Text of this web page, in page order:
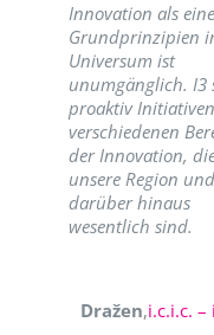
Innovation als
Grundprinzipien
Universum ist
unumgänglich. I3
proaktiv
verschiedenen
der Innovation,
unsere Region und
darüber hinaus
wesentlich sind.
Dražen,i.c.i.c. –